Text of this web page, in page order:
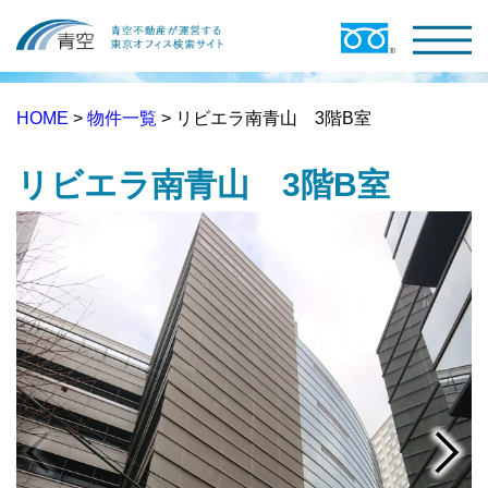
HOME > 物件一覧 > リビエラ南青山 3階B室
リビエラ南青山 3階B室